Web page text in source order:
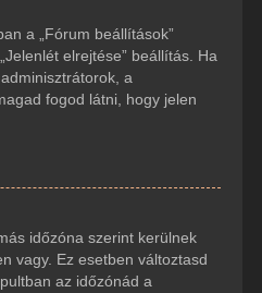
a „Fórum beállítások”
elrejtése” beállítás. Ha
a
fogod látni, hogy jelen
időzóna szerint kerülnek
vagy. Ez esetben változtasd
az időzónád a